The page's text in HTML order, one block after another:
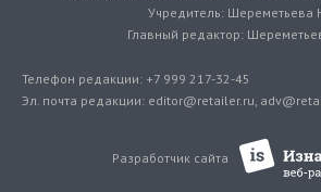
Учредитель: Шереметьева
Главный редактор:
Телефон редакции: +7 999 217-32-45
Эл. почта редакции: editor@retailer.ru,
Разработчик сайта